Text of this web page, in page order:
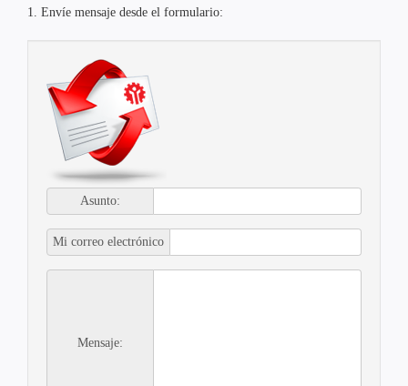
1. Envíe mensaje desde el formulario:
Asunto:
Mi correo electrónico
Mensaje: